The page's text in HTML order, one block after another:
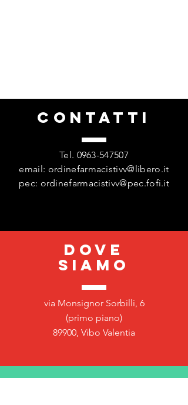
CONTATTI
Tel. 0963-547507
email: ordinefarmacistivv@libero.it
pec: ordinefarmacistivv@pec.fofi.it
DOVE
SIAMO
via Monsignor Sorbilli, 6
(primo piano)
89900, Vibo Valentia
SCRIVICI